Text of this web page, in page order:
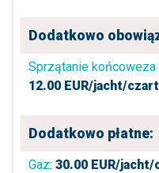
Dodatkowo
Sprzątanie
12.00 EUR/jacht/
Dodatkowo płatne:
Gaz: 30.00 EUR/